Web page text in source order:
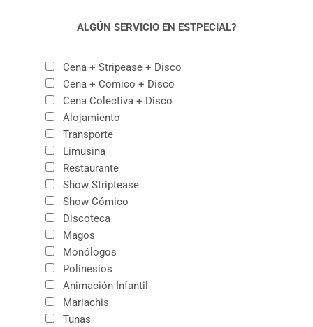
ALGÚN SERVICIO EN ESTPECIAL?
Cena + Stripease + Disco
Cena + Comico + Disco
Cena Colectiva + Disco
Alojamiento
Transporte
Limusina
Restaurante
Show Striptease
Show Cómico
Discoteca
Magos
Monólogos
Polinesios
Animación Infantil
Mariachis
Tunas